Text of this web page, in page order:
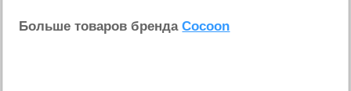
Больше товаров брендаCocoon